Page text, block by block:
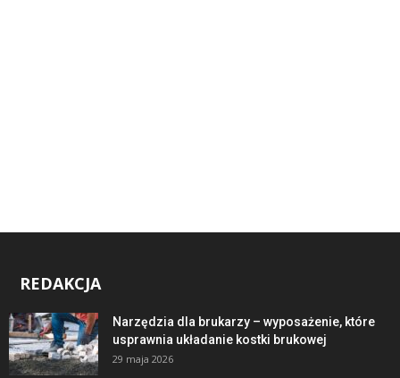
REDAKCJA
Narzędzia dla brukarzy – wyposażenie, które
usprawnia układanie kostki brukowej
29 maja 2026